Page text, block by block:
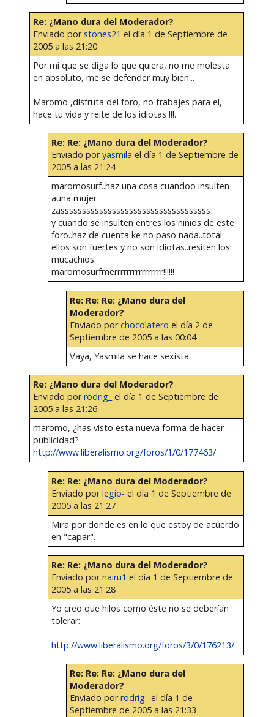
Re: ¿Mano dura del Moderador?
Enviado porstones21 el día 1 de Septiembre de
2005 a las 21:20
Por mi que se diga lo que quiera, no me molesta
en absoluto, me se defender muy bien...
Maromo ,disfruta del foro, no trabajes para el,
hace tu vida y reite de los idiotas !!!.
Re: Re: ¿Mano dura del Moderador?
Enviado poryasmila el día 1 de Septiembre de
2005 a las 21:24
maromosurf..haz una cosa cuandoo insulten
auna mujer
zasssssssssssssssssssssssssssssssssss
y cuando se insulten entres los niñios de este
foro..haz de cuenta ke no paso nada..total
ellos son fuertes y no son idiotas..resiten los
mucachios.
maromosurfmerrrrrrrrrrrrrrrr!!!!!!
Re: Re: Re: ¿Mano dura del
Moderador?
Enviado porchocolatero el día 2 de
Septiembre de 2005 a las 00:04
Vaya, Yasmila se hace sexista.
Re: ¿Mano dura del Moderador?
Enviado porrodrig_ el día 1 de Septiembre de
2005 a las 21:26
maromo, ¿has visto esta nueva forma de hacer
publicidad?
http://www.liberalismo.org/foros/1/0/177463/
Re: Re: ¿Mano dura del Moderador?
Enviado porlegio- el día 1 de Septiembre de
2005 a las 21:27
Mira por donde es en lo que estoy de acuerdo
en "capar".
Re: Re: ¿Mano dura del Moderador?
Enviado pornairu1 el día 1 de Septiembre de
2005 a las 21:28
Yo creo que hilos como éste no se deberían
tolerar:
http://www.liberalismo.org/foros/3/0/176213/
Re: Re: Re: ¿Mano dura del
Moderador?
Enviado porrodrig_ el día 1 de
Septiembre de 2005 a las 21:33